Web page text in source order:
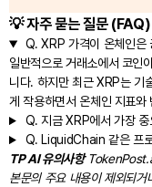
💡 자주 묻는 질문 (FAQ)
Q. XRP 가격이 온체인은
일반적으로 거래소에서 코인
니다. 하지만 최근 XRP는 기
게 작용하면서 온체인 지표와
Q. 지금 XRP에서 가장
Q. LiquidChain 같은 프
TP AI 유의사항
본문의 주요 내용이 제외되거